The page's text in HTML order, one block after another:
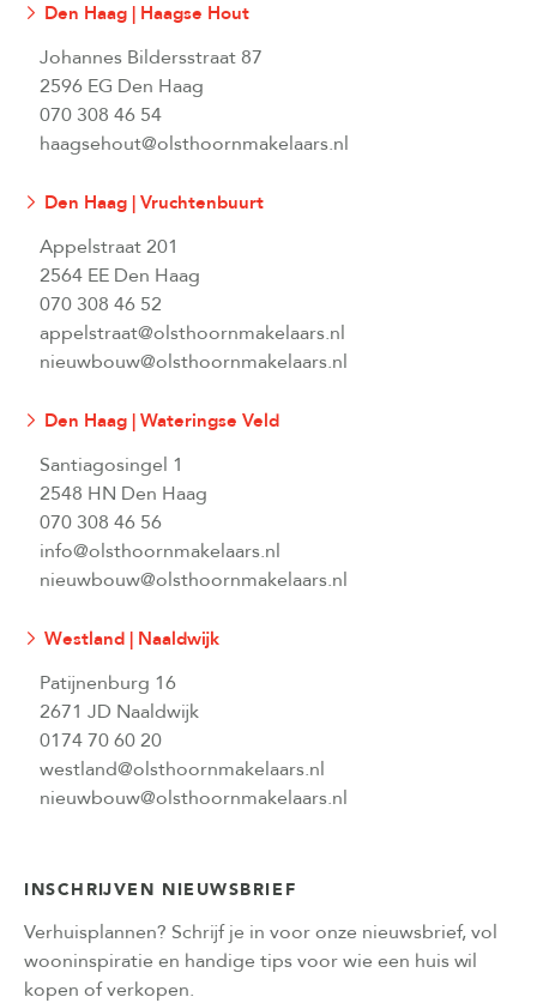
Den Haag | Haagse Hout
Johannes Bildersstraat 87
2596 EG Den Haag
070 308 46 54
haagsehout@olsthoornmakelaars.nl
Den Haag | Vruchtenbuurt
Appelstraat 201
2564 EE Den Haag
070 308 46 52
appelstraat@olsthoornmakelaars.nl
nieuwbouw@olsthoornmakelaars.nl
Den Haag | Wateringse Veld
Santiagosingel 1
2548 HN Den Haag
070 308 46 56
info@olsthoornmakelaars.nl
nieuwbouw@olsthoornmakelaars.nl
Westland | Naaldwijk
Patijnenburg 16
2671 JD Naaldwijk
0174 70 60 20
westland@olsthoornmakelaars.nl
nieuwbouw@olsthoornmakelaars.nl
INSCHRIJVEN NIEUWSBRIEF
Verhuisplannen? Schrijf je in voor onze nieuwsbrief, vol
wooninspiratie en handige tips voor wie een huis wil
kopen of verkopen.